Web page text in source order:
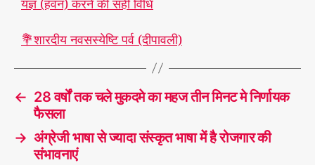
💐शारदीय नवसस्येष्टि पर्व (दीपावली)
← 28 वर्षों तक चले मुकदमे का महज तीन मिनट मे निर्णायक
फैसला
→ अंग्रेजी भाषा से ज्यादा संस्कृत भाषा में है रोजगार की
संभावनाएं